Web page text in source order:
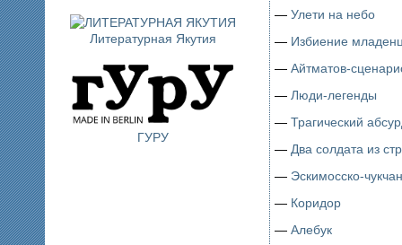
Литературная Якутия
ГУРУ
— Улети на небо
— Избиение
— Айтматов-
— Люди-легенды
— Трагический
— Два солдата из
— Эскимосско-
— Коридор
— Алебук